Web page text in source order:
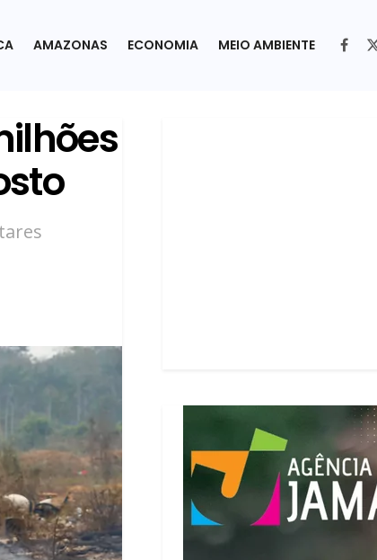
AMAZONAS ECONOMIA MEIO AMBIENTE